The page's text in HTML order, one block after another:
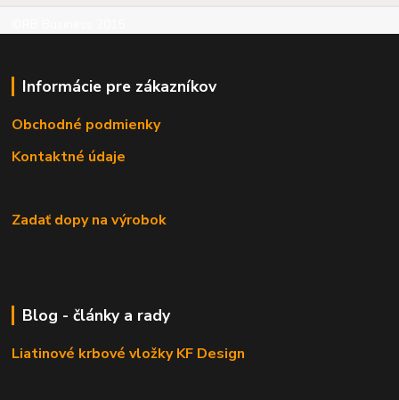
Informácie pre zákazníkov
Obchodné podmienky
Kontaktné údaje
Zadať dopy na výrobok
Blog - články a rady
Liatinové krbové vložky KF Design